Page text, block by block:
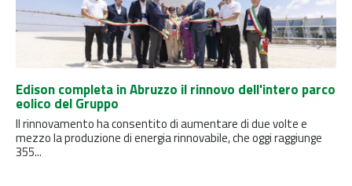
Edison completa in Abruzzo il rinnovo dell'intero parco
eolico del Gruppo
Il rinnovamento ha consentito di aumentare di due volte e
mezzo la produzione di energia rinnovabile, che oggi raggiunge
355...